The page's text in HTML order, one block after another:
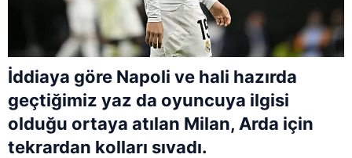
İddiaya göre Napoli ve hali hazırda
geçtiğimiz yaz da oyuncuya ilgisi
olduğu ortaya atılan Milan, Arda için
tekrardan kolları sıvadı.